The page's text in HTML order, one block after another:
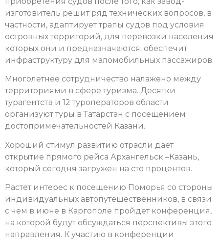
изготовитель решит ряд технических вопросов, в
частности, адаптирует трапы судов под условия
островных территорий, для перевозки населения
которых они и предназначаются; обеспечит
инфраструктуру для маломобильных пассажиров.
Многолетнее сотрудничество налажено между
территориями в сфере туризма. Десятки
турагентств и 12 туроператоров области
организуют туры в Татарстан с посещением
достопримечательностей Казани.
Хороший стимул развитию отрасли даёт
открытие прямого рейса Архангельск –Казань,
который сегодня загружен на сто процентов.
Растет интерес к посещению Поморья со стороны
индивидуальных автопутешественников, в связи
с чем в июне в Каргополе пройдет конференция,
на которой будут обсуждаться перспективы этого
направления. К участию в конференции